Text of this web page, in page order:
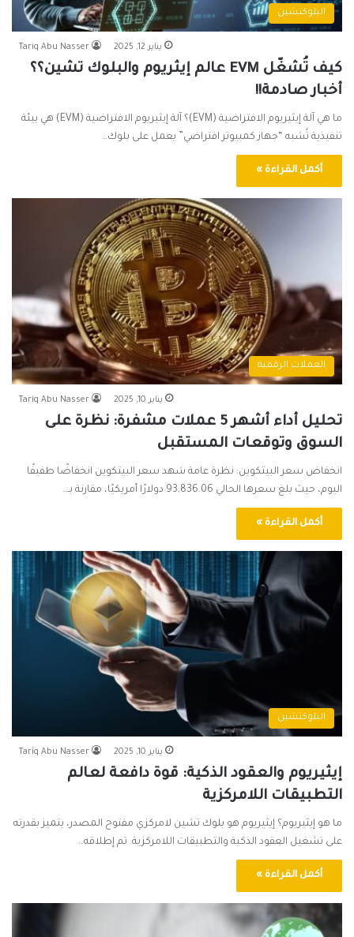
البلوكتشين
Tariq Abu Nasser يناير 12, 2025
كيف تُشغّل EVM عالم إيثريوم والبلوك تشين؟؟
أخبار صادمة!!
ما هي آلة إيثيريوم الافتراضية (EVM)؟ آلة إيثيريوم الافتراضية (EVM) هي بيئة
تنفيذية تُشبه “جهاز كمبيوتر افتراضي” يعمل على بلوك…
أكمل القراءة »
العملات الرقمية
Tariq Abu Nasser يناير 10, 2025
تحليل أداء أشهر 5 عملات مشفرة: نظرة على
السوق وتوقعات المستقبل
انخفاض سعر البيتكوين: نظرة عامة شهد سعر البيتكوين انخفاضًا طفيفًا
اليوم، حيث بلغ سعرها الحالي 93,836.06 دولارًا أمريكيًا، مقارنة بـ…
أكمل القراءة »
البلوكتشين
Tariq Abu Nasser يناير 10, 2025
إيثيريوم والعقود الذكية: قوة دافعة لعالم
التطبيقات اللامركزية
ما هو إيثيريوم؟ إيثيريوم هو بلوك تشين لامركزي مفتوح المصدر، يتميز بقدرته
على تشغيل العقود الذكية والتطبيقات اللامركزية. تم إطلاقه…
أكمل القراءة »